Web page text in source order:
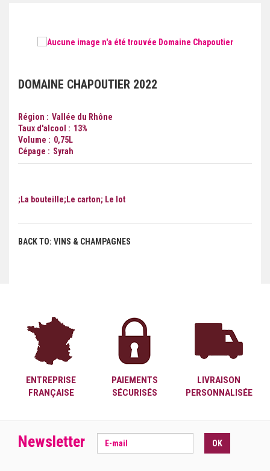
DOMAINE CHAPOUTIER 2022
Région
Vallée du Rhône
Taux d'alcool
13%
Volume
0,75L
Cépage
Syrah
;La bouteille;Le carton; Le lot
BACK TO: VINS & CHAMPAGNES
ENTREPRISE
FRANÇAISE
PAIEMENTS
SÉCURISÉS
LIVRAISON
PERSONNALISÉE
Newsletter OK